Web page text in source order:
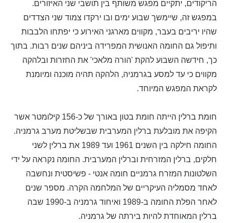
הריקודים, יתקיים מפגש משותף בין תושבי שני האיזורים.
במפגש זה, שיימשך שבוע ימים ובו ירקדו צמוד שני הצדדים
שהיו יריבים בעבר, מקווים מארגני האירוע כי יפתחו הלבבות
ותיפול גם החומה האנושית המפרידה ביניהם שנים רבות. בתוך
כך, חידשה השבוע להקת 'הורה מלאכי' את החזרות ובלהקה
מקווים כי עד למסע בגרמניה, הלהקה תהיה מוכנה ומיומנת
לקראת המפגש המיוחד.
חומת ברלין הייתה חומת בטון באורך של כ-156 קילומטר אשר
הקיפה את מובלעת ברלין המערבית שבשליטת מערב גרמניה.
החומה חילקה בין השנים 1961 ועד 1989 את ברלין לשני
חלקים, ברלין המזרחית וברלין המערבית. החומה נקראה על ידי
השלטונות המזרח גרמניים חומה אנטי - פשיסטית ונחשבה
לאחד מסמליה העיקריים של המלחמה הקרה. מספר שנים
לאחר הפלת החומה ב-1989 ואיחוד גרמניה ב-1990 שבה
ברלין המאוחדת להיות בירתה של גרמניה.